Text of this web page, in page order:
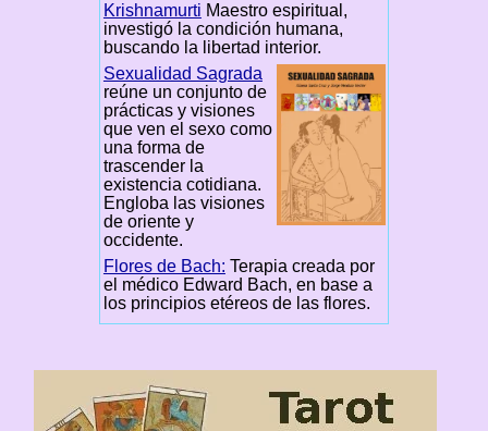
Krishnamurti Maestro espiritual,
investigó la condición humana,
buscando la libertad interior.
Sexualidad Sagrada
reúne un conjunto de
prácticas y visiones
que ven el sexo como
una forma de
trascender la
existencia cotidiana.
Engloba las visiones
de oriente y
occidente.
Flores de Bach: Terapia creada por
el médico Edward Bach, en base a
los principios etéreos de las flores.